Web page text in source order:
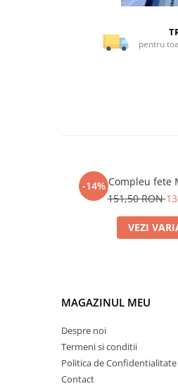
pentru
-14% Compleu fete
151,50 RON
VEZI
MAGAZINUL MEU
Despre noi
Termeni si conditii
Politica de Confidentialitate
Contact